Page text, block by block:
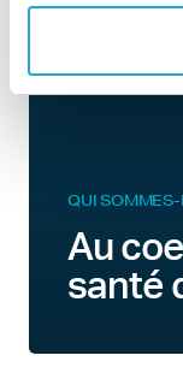
QUI
Au
santé